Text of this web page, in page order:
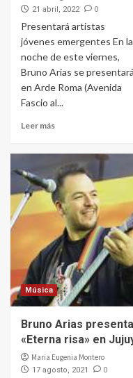
21 abril, 2022 0
Presentará artistas
jóvenes emergentes En la
noche de este viernes,
Bruno Arias se presentará
en Arde Roma (Avenida
Fascio al...
Leer más
Música
Bruno Arias presenta
«Eterna risa» en
Maria Eugenia Montero
17 agosto, 2021 0